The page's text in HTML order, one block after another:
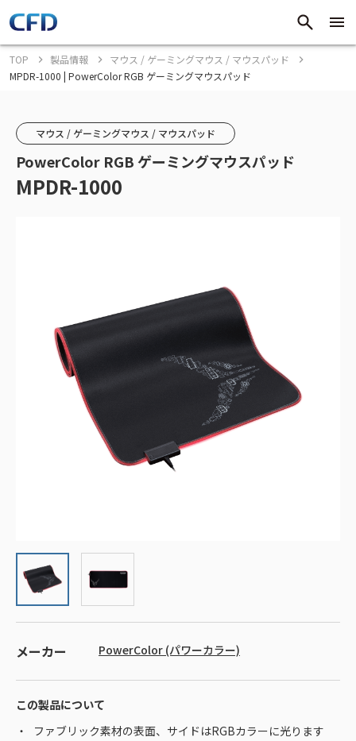
TOP 製品情報
マウス / ゲーミングマウス / マウスパッド
MPDR-1000 | PowerColor RGB ゲーミングマウスパッド
マウス / ゲーミングマウス / マウスパッド
PowerColor RGB ゲーミングマウスパッド
MPDR-1000
メーカー PowerColor (パワーカラー)
この製品について
ファブリック素材の表面、サイドはRGBカラーに光ります